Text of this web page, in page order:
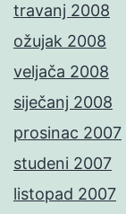
travanj 2008
ožujak 2008
veljača 2008
siječanj 2008
prosinac 2007
studeni 2007
listopad 2007